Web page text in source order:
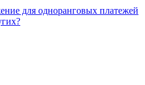
для одноранговых платежей